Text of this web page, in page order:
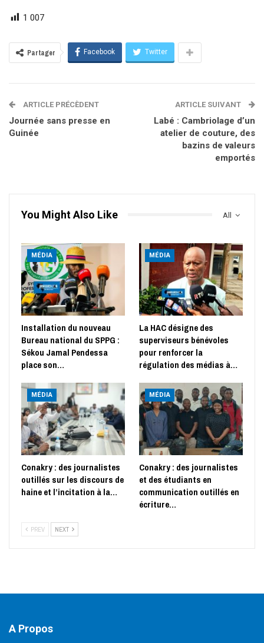
1 007
Partager Facebook Twitter
ARTICLE PRÉCÈDENT
Journée sans presse en
Guinée
ARTICLE SUIVANT
Labé : Cambriolage d’un
atelier de couture, des
bazins de valeurs
emportés
All
You Might Also Like
MÉDIA
Installation du nouveau
Bureau national du SPPG :
Sékou Jamal Pendessa
place son…
MÉDIA
La HAC désigne des
superviseurs bénévoles
pour renforcer la
régulation des médias à…
MÉDIA
Conakry : des journalistes
outillés sur les discours de
haine et l’incitation à la…
MÉDIA
Conakry : des journalistes
et des étudiants en
communication outillés en
écriture…
PREV NEXT
A Propos